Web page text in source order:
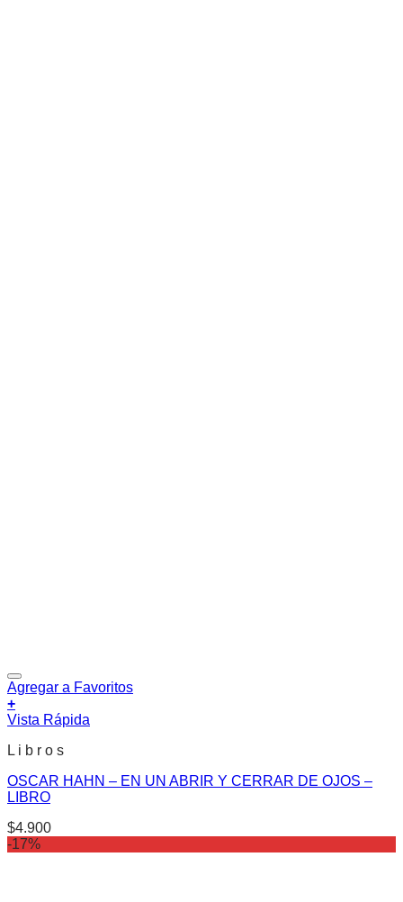
Agregar a Favoritos
+
Vista Rápida
L i b r o s
OSCAR HAHN – EN UN ABRIR Y CERRAR DE OJOS –
LIBRO
$4.900
-17%